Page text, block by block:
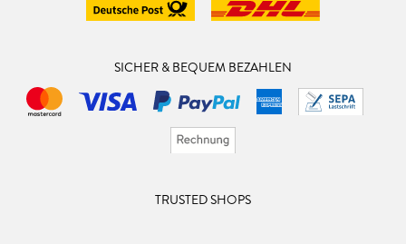
SICHER & BEQUEM BEZAHLEN
TRUSTED SHOPS